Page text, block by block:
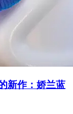
新作：娇兰蓝